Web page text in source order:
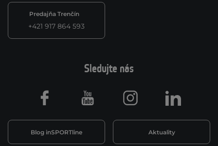
Predajňa Trenčín
+421 917 864 593
Sledujte nás
Blog inSPORTline Aktuality
Facebook Youtube Instagram LinkedIn